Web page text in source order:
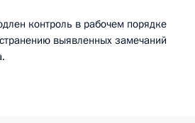
контроль в рабочем порядке
выявленных замечаний